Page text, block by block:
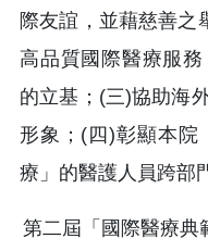
際友誼，並藉慈善之
高品質國際醫療服
的立基；(三)協助海
形象；(四)彰顯本院
療」的醫護人員跨部